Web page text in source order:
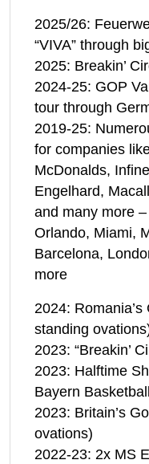
2025/26:
“VIVA” through
2025: Breakin’
2024-25: GOP
tour through
2019-25:
for companies
McDonalds,
Engelhard,
and many more
Orlando, Miami,
Barcelona,
more
2024:
standing
2023: “Breakin’
2023: Halftime
Bayern Basketball
2023: Britain’s
ovations)
2022-23: 2x MS